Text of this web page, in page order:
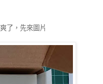
了，先來圖片